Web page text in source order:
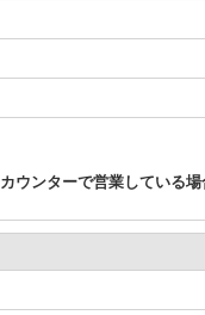
ンターで営業している場